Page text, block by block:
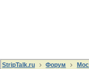
StripTalk.ru Форум